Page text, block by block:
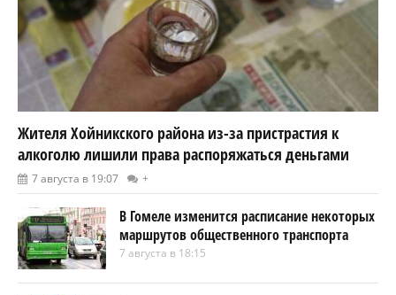
Жителя Хойникского района из-за пристрастия к
алкоголю лишили права распоряжаться деньгами
7 августа в 19:07 +
В Гомеле изменится расписание некоторых
маршрутов общественного транспорта
7 августа в 18:15